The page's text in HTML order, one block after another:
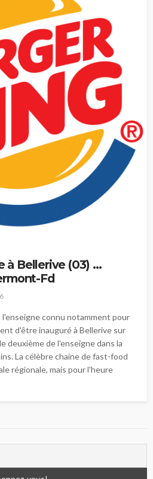
à Bellerive (03) …
Fd
connu notamment pour
d'être inauguré à Bellerive sur
deuxième de l'enseigne dans la
La célèbre chaine de fast-food
régionale, mais pour l'heure